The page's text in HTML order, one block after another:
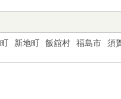
新地町 飯舘村 福島市 須